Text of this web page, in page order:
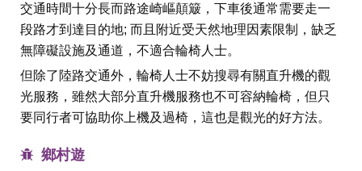
交通時間十分長而路途崎嶇顛簸，下車後通常需要走一
段路才到達目的地; 而且附近受天然地理因素限制，缺乏
無障礙設施及通道，不適合輪椅人士。
但除了陸路交通外，輪椅人士不妨搜尋有關直升機的觀
光服務，雖然大部分直升機服務也不可容納輪椅，但只
要同行者可協助你上機及過椅，這也是觀光的好方法。
鄉村遊